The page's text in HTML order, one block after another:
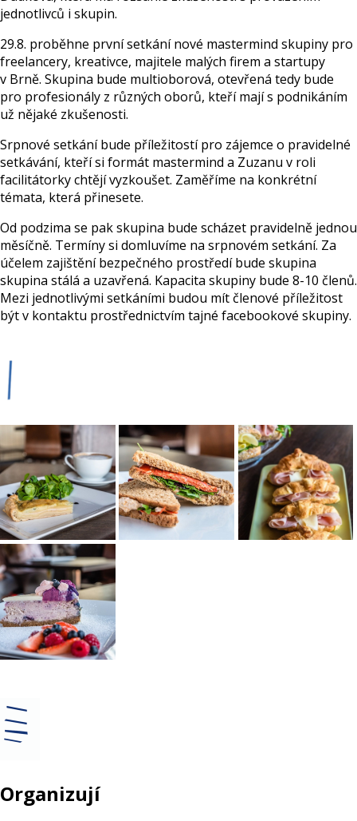
jednotlivců i skupin.
29.8. proběhne první setkání nové mastermind skupiny pro
freelancery, kreativce, majitele malých firem a startupy
v Brně. Skupina bude multioborová, otevřená tedy bude
pro profesionály z různých oborů, kteří mají s podnikáním
už nějaké zkušenosti.
Srpnové setkání bude příležitostí pro zájemce o pravidelné
setkávání, kteří si formát mastermind a Zuzanu v roli
facilitátorky chtějí vyzkoušet. Zaměříme na konkrétní
témata, která přinesete.
Od podzima se pak skupina bude scházet pravidelně jednou
měsíčně. Termíny si domluvíme na srpnovém setkání. Za
účelem zajištění bezpečného prostředí bude skupina
skupina stálá a uzavřená. Kapacita skupiny bude 8-10 členů.
Mezi jednotlivými setkáními budou mít členové příležitost
být v kontaktu prostřednictvím tajné facebookové skupiny.
Organizují